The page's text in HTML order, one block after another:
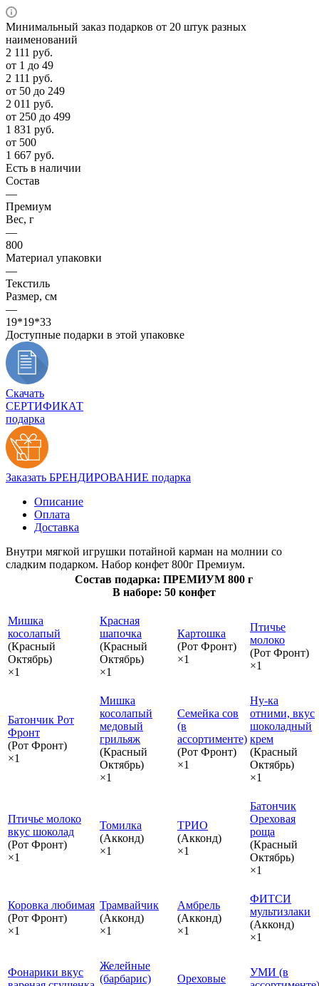
Минимальный заказ подарков от 20 штук разных
наименований
2 111 руб.
от 1 до 49
2 111 руб.
от 50 до 249
2 011 руб.
от 250 до 499
1 831 руб.
от 500
1 667 руб.
Есть в наличии
Состав
—
Премиум
Вес, г
—
800
Материал упаковки
—
Текстиль
Размер, см
—
19*19*33
Доступные подарки в этой упаковке
Скачать
СЕРТИФИКАТ
подарка
Заказать БРЕНДИРОВАНИЕ подарка
Описание
Оплата
Доставка
Внутри мягкой игрушки потайной карман на молнии со
сладким подарком. Набор конфет 800г Премиум.
Состав подарка: ПРЕМИУМ 800 г
В наборе: 50 конфет
Мишка
косолапый
(Красный
Октябрь)
×1
Красная
шапочка
(Красный
Октябрь)
×1
Картошка
(Рот Фронт)
×1
Птичье
молоко
(Рот Фронт)
×1
Батончик Рот
Фронт
(Рот Фронт)
×1
Мишка
косолапый
медовый
грильяж
(Красный
Октябрь)
×1
Семейка сов
(в
ассортименте)
(Рот Фронт)
×1
Ну-ка
отними, вкус
шоколадный
крем
(Красный
Октябрь)
×1
Птичье молоко
вкус шоколад
(Рот Фронт)
×1
Томилка
(Акконд)
×1
ТРИО
(Акконд)
×1
Батончик
Ореховая
роща
(Красный
Октябрь)
×1
Коровка любимая
(Рот Фронт)
×1
Трамвайчик
(Акконд)
×1
Амбрель
(Акконд)
×1
ФИТСИ
мультизлаки
(Акконд)
×1
Фонарики вкус
Желейные
(барбарис)
Ореховые
УМИ (в